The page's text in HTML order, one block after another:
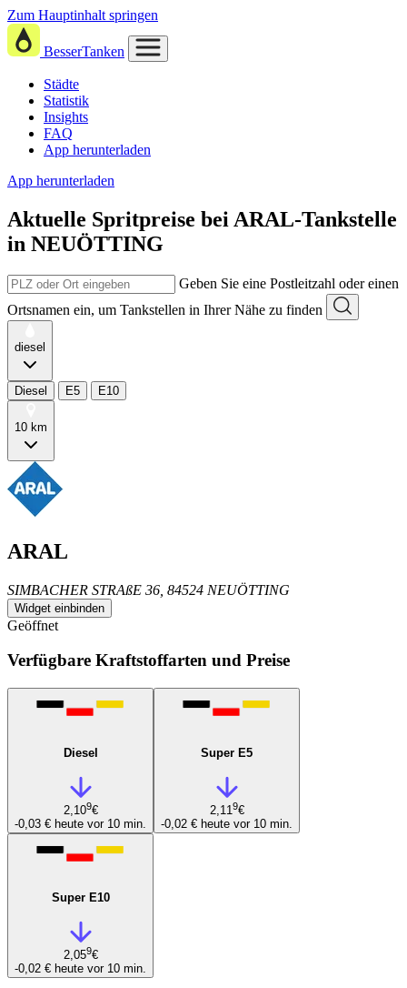
Zum Hauptinhalt springen
BesserTanken
Städte
Statistik
Insights
FAQ
App herunterladen
App herunterladen
Aktuelle Spritpreise bei ARAL-Tankstelle
in NEUÖTTING
Geben Sie eine Postleitzahl oder einen
Ortsnamen ein, um Tankstellen in Ihrer Nähe zu finden
diesel
Diesel E5 E10
10 km
ARAL
SIMBACHER STRAßE 36, 84524 NEUÖTTING
Widget einbinden
Geöffnet
Verfügbare Kraftstoffarten und Preise
Diesel
2,109€
-0,03 € heute vor 10 min.
Super E5
2,119€
-0,02 € heute vor 10 min.
Super E10
2,059€
-0,02 € heute vor 10 min.